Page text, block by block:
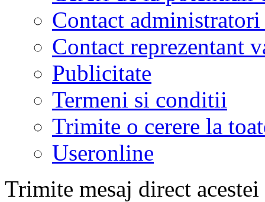
Contact
Contact reprezentant
Publicitate
Termeni si conditii
Trimite o cerere la
Useronline
Trimite mesaj direct